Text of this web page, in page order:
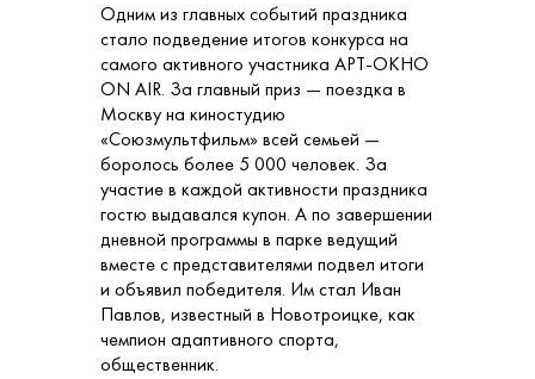
Одним из главных событий праздника
стало подведение итогов конкурса на
самого активного участника АРТ-ОКНО
ON AIR. За главный приз — поездка в
Москву на киностудию
«Союзмультфильм» всей семьей —
боролось более 5 000 человек. За
участие в каждой активности праздника
гостю выдавался купон. А по завершении
дневной программы в парке ведущий
вместе с представителями подвел итоги
и объявил победителя. Им стал Иван
Павлов, известный в Новотроицке, как
чемпион адаптивного спорта,
общественник.